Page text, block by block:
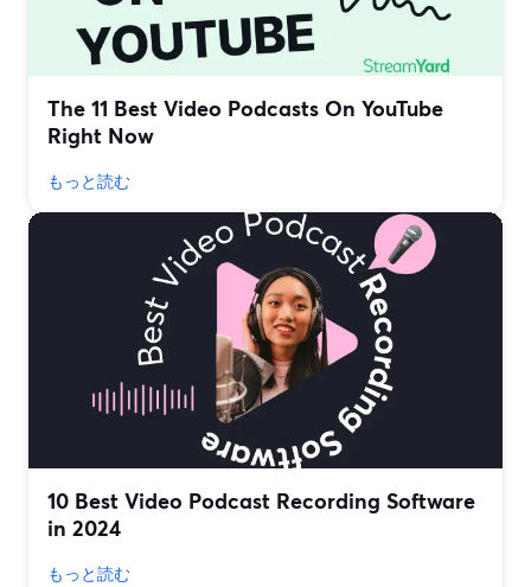
The 11 Best Video Podcasts On YouTube
Right Now
もっと読む
10 Best Video Podcast Recording Software
in 2024
もっと読む